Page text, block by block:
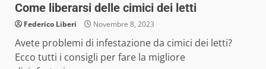
Come liberarsi delle cimici dei letti
Federico Liberi Novembre 8, 2023
Avete problemi di infestazione da cimici dei letti?
Ecco tutti i consigli per fare la migliore